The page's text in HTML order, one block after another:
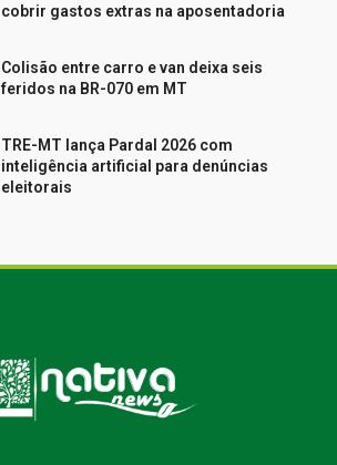
cobrir gastos extras na aposentadoria
Colisão entre carro e van deixa seis
feridos na BR-070 em MT
TRE-MT lança Pardal 2026 com
inteligência artificial para denúncias
eleitorais